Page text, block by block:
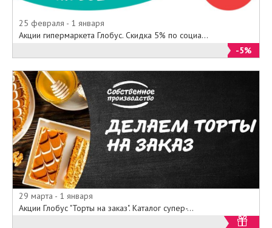
25 февраля - 1 января
Акции гипермаркета Глобус. Скидка 5% по социа...
-5%
29 марта - 1 января
Акции Глобус "Торты на заказ". Каталог супер-...